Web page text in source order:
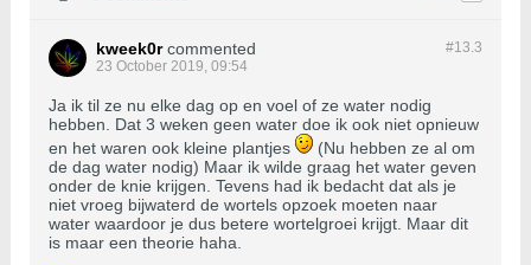
#13. 3
kweek0r commented
23 October 2019, 09:54
Ja ik til ze nu elke dag op en voel of ze water nodig
hebben. Dat 3 weken geen water doe ik ook niet opnieuw
en het waren ook kleine plantjes
(Nu hebben ze al om
de dag water nodig) Maar ik wilde graag het water geven
onder de knie krijgen. Tevens had ik bedacht dat als je
niet vroeg bijwaterd de wortels opzoek moeten naar
water waardoor je dus betere wortelgroei krijgt. Maar dit
is maar een theorie haha.